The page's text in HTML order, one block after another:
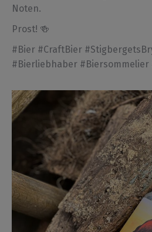
Noten.
Prost! 🍻
#Bier #CraftBier
#Bierliebhaber